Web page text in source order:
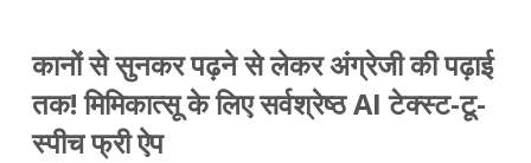
कानों से सुनकर पढ़ने से लेकर अंग्रेजी की पढ़ाई
तक! मिमिकात्सू के लिए सर्वश्रेष्ठ AI टेक्स्ट-टू-
स्पीच फ्री ऐप